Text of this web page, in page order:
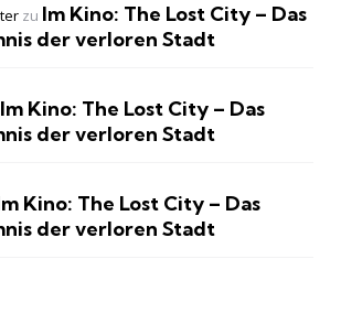
zu Im Kino: The Lost City – Das
der verloren Stadt
Im Kino: The Lost City – Das
der verloren Stadt
Kino: The Lost City – Das
der verloren Stadt